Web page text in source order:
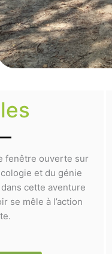
fenêtre ouverte sur
et du génie
cette aventure
se mêle à l’action